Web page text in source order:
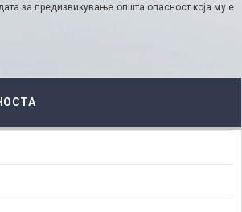
за предизвикување општа опасност која му е